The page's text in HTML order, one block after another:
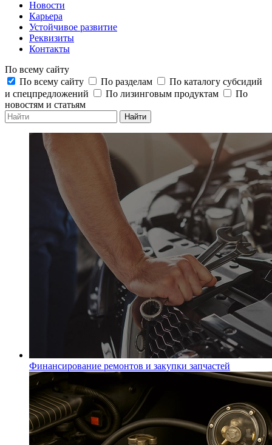
Новости
Карьера
Устойчивое развитие
Реквизиты
Контакты
По всему сайту
По всему сайту
По разделам
По каталогу субсидий
и спецпредложений
По лизинговым продуктам
По
новостям и статьям
Найти
Финансирование ремонтов и закупки запчастей